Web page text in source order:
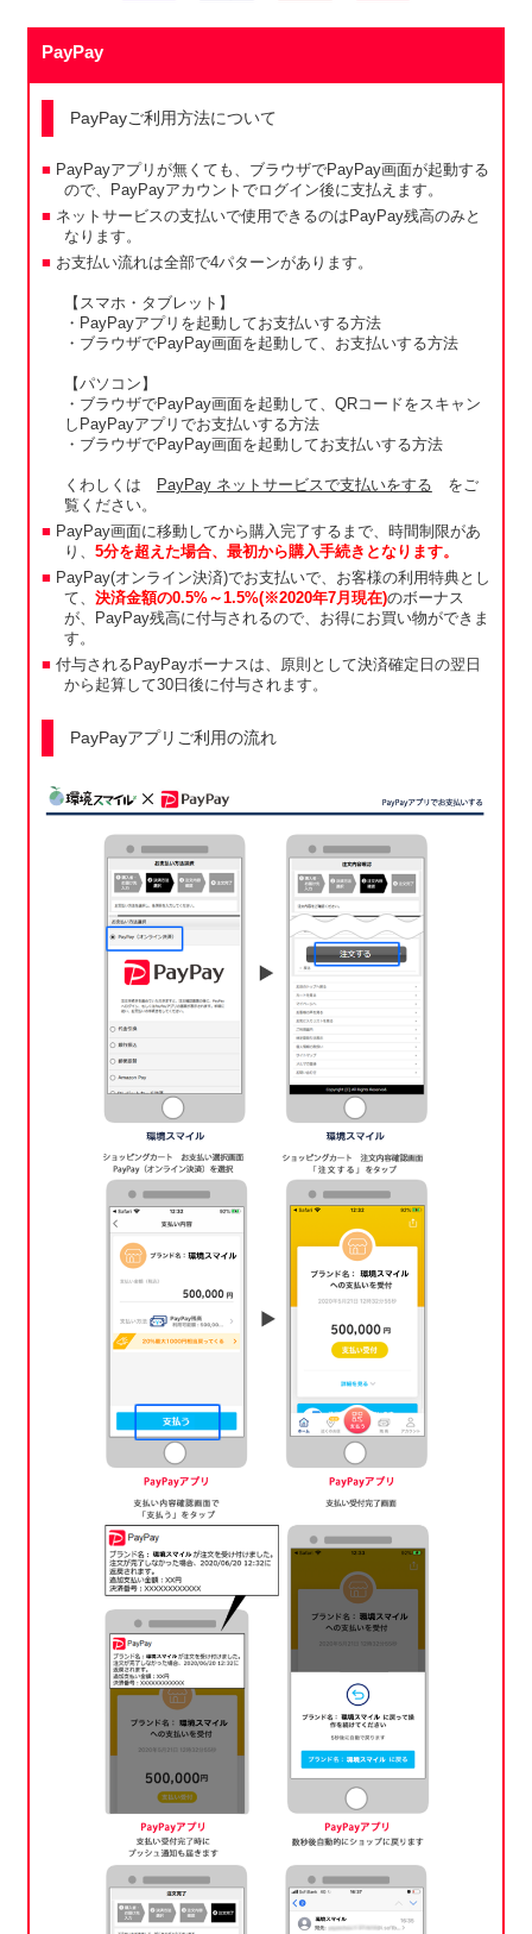
PayPay
PayPayご利用方法について
PayPayアプリが無くても、ブラウザでPayPay画面が起動する
ので、PayPayアカウントでログイン後に支払えます。
ネットサービスの支払いで使用できるのはPayPay残高のみと
なります。
お支払い流れは全部で4パターンがあります。
【スマホ・タブレット】
・PayPayアプリを起動してお支払いする方法
・ブラウザでPayPay画面を起動して、お支払いする方法
【パソコン】
・ブラウザでPayPay画面を起動して、QRコードをスキャン
しPayPayアプリでお支払いする方法
・ブラウザでPayPay画面を起動してお支払いする方法
くわしくは PayPay ネットサービスで支払いをする をご
覧ください。
PayPay画面に移動してから購入完了するまで、時間制限があ
り、 5分を超えた場合、最初から購入手続きとなります。
PayPay(オンライン決済)でお支払いで、お客様の利用特典とし
て、 決済金額の0.5%～1.5%(※2020年7月現在)のボーナス
が、PayPay残高に付与されるので、お得にお買い物ができま
す。
付与されるPayPayボーナスは、原則として決済確定日の翌日
から起算して30日後に付与されます。
PayPayアプリご利用の流れ